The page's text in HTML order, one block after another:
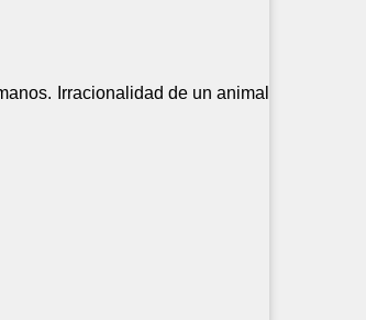
Irracionalidad de un animal